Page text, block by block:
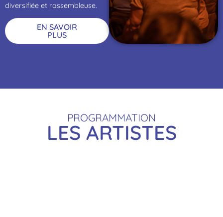
diversifiée et rassembleuse.
EN SAVOIR
PLUS
PROGRAMMATION
LES ARTISTES